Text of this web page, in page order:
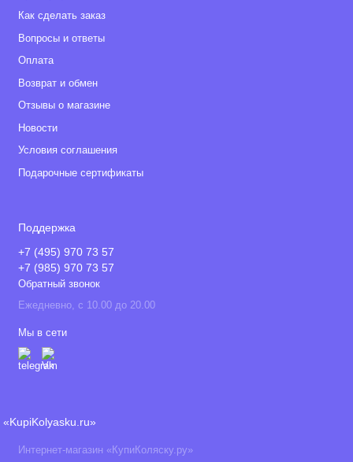
Как сделать заказ
Вопросы и ответы
Оплата
Возврат и обмен
Отзывы о магазине
Новости
Условия соглашения
Подарочные сертификаты
Поддержка
+7 (495) 970 73 57
+7 (985) 970 73 57
Обратный звонок
Ежедневно, с 10.00 до 20.00
Мы в сети
«KupiKolyasku.ru»
Интернет-магазин «КупиКоляску.ру»